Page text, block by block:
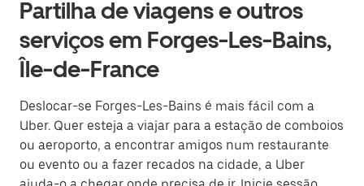
Partilha de viagens e outros
serviços em Forges-Les-Bains,
Île-de-France
Deslocar-se Forges-Les-Bains é mais fácil com a
Uber. Quer esteja a viajar para a estação de comboios
ou aeroporto, a encontrar amigos num restaurante
ou evento ou a fazer recados na cidade, a Uber